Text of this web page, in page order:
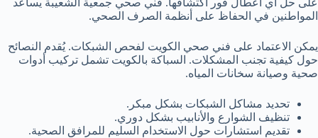
على حل أي أعطال فور اكتشافها. فني صحي جمعية الشعيبة يساعد
المواطنين في الحفاظ على أنظمة الصرف الصحي.
يمكن الاعتماد على فني صحي الكويت لفحص الشبكات. يُقدم النصائح
حول كيفية تجنب المشكلات. السباكة بالكويت تشمل تركيب أدوات
صحية وصيانة سخانات المياه.
تحديد مشاكل الشبكات بشكل مبكر.
تنظيف الشوارع والأنابيب بشكل دوري.
تقديم استشارات حول الاستخدام السليم للمرافق الصحية.